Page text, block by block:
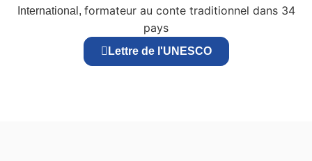
International, formateur au conte traditionnel dans 34
pays
Lettre de l'UNESCO